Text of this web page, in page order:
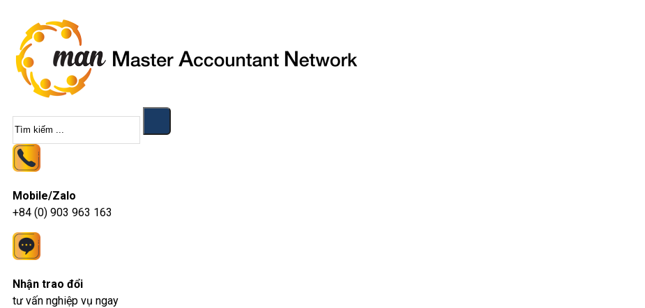
Tìm
kiếm
Mobile/Zalo
+84 (0) 903 963 163
Nhận trao đổi
tư vấn nghiệp vụ ngay